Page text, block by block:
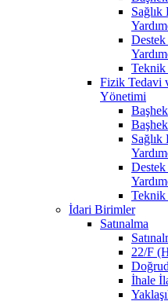
Teknik
Fizik Tedavi
Yönetimi
Teknik
İdari Birimler
Satınalma
22/F
İhale